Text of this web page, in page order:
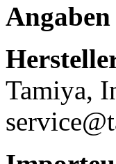
Tamiya,